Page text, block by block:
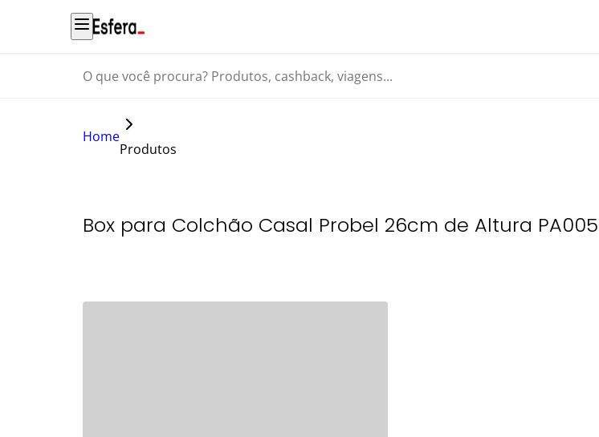
O que você procura? Produtos, cashback, viagens...
Home
Produtos
Box para Colchão Casal Probel 26cm de Altura